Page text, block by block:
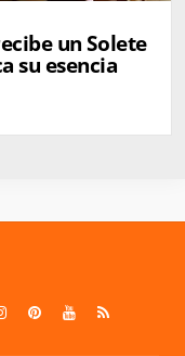
un Solete
su esencia